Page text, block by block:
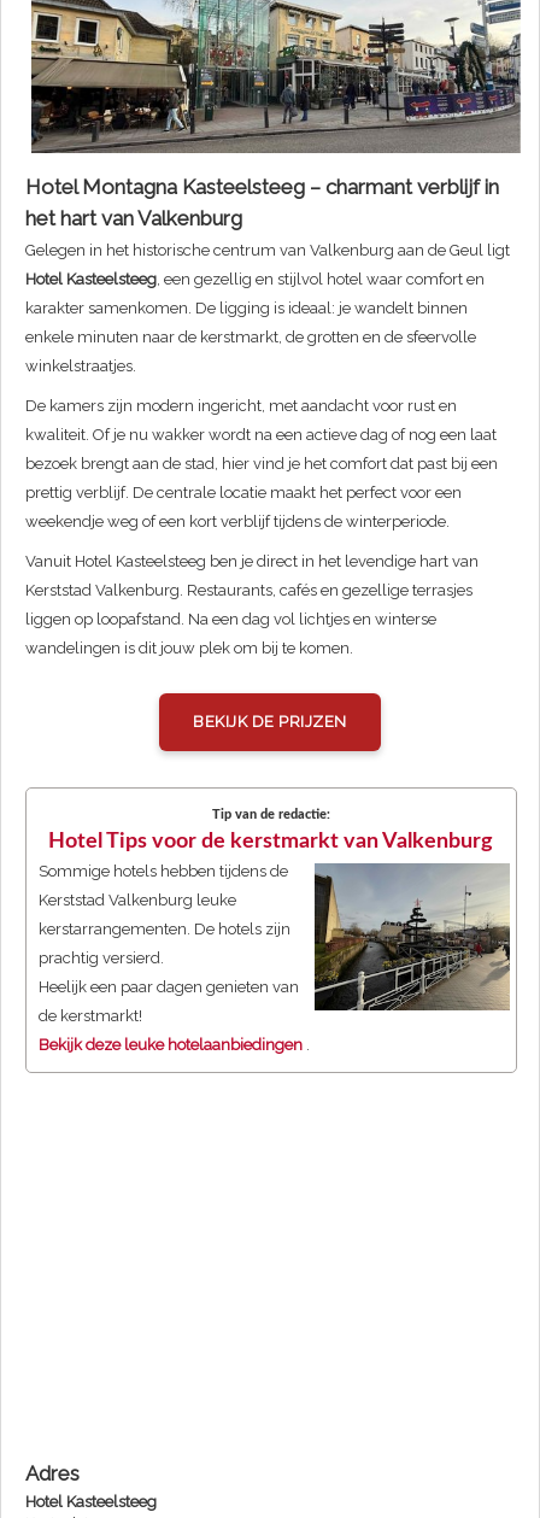
Hotel Montagna Kasteelsteeg – charmant verblijf in
het hart van Valkenburg
Gelegen in het historische centrum van Valkenburg aan de Geul ligt
Hotel Kasteelsteeg , een gezellig en stijlvol hotel waar comfort en
karakter samenkomen. De ligging is ideaal: je wandelt binnen
enkele minuten naar de kerstmarkt, de grotten en de sfeervolle
winkelstraatjes.
De kamers zijn modern ingericht, met aandacht voor rust en
kwaliteit. Of je nu wakker wordt na een actieve dag of nog een laat
bezoek brengt aan de stad, hier vind je het comfort dat past bij een
prettig verblijf. De centrale locatie maakt het perfect voor een
weekendje weg of een kort verblijf tijdens de winterperiode.
Vanuit Hotel Kasteelsteeg ben je direct in het levendige hart van
Kerststad Valkenburg. Restaurants, cafés en gezellige terrasjes
liggen op loopafstand. Na een dag vol lichtjes en winterse
wandelingen is dit jouw plek om bij te komen.
BEKIJK DE PRIJZEN
Tip van de redactie:
Hotel Tips voor de kerstmarkt van Valkenburg
Sommige hotels hebben tijdens de
Kerststad Valkenburg leuke
kerstarrangementen. De hotels zijn
prachtig versierd.
Heelijk een paar dagen genieten van
de kerstmarkt!
Bekijk deze leuke hotelaanbiedingen
Adres
Hotel Kasteelsteeg